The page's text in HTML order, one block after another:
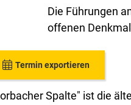
Die Führungen
offenen
Termin exportieren
Spalte" ist die